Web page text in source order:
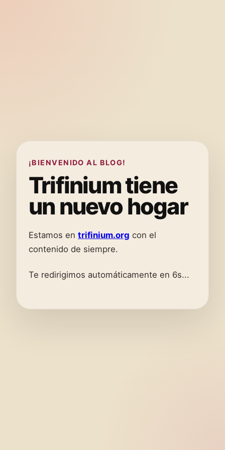
¡BIENVENIDO AL BLOG!
Trifinium tiene
un nuevo hogar
Estamos en trifinium.org con el
contenido de siempre.
Te redirigimos automáticamente en 6s...